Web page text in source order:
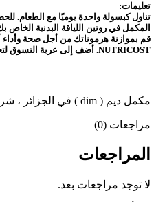
تعليمات:
تناول كبسولة واحدة يوميًا مع الطعام.
المكمل في روتين اللياقة البدنية الخاص
NUTRICOST. أضف إلى عربة التسوق لتحسين الصحة وزيادة الحيوية.
مكمل ديم ( dim ) في الجزائر ، شراء فيتامين ديم في الجزائر
مراجعات (0)
المراجعات
لا توجد مراجعات بعد.